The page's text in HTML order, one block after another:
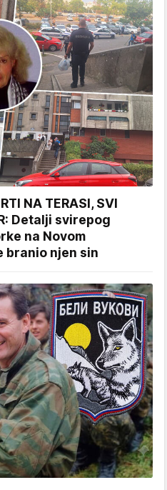
NA TERASI, SVI
Detalji svirepog
na Novom
branio njen sin